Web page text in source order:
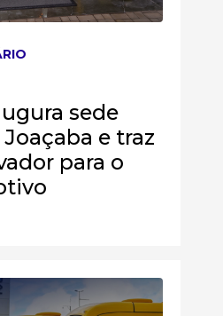
sede
e traz
para o